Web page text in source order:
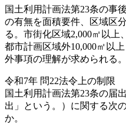
国土利用計画法第23条の事
の有無を面積要件、区域区
る。市街化区域2,000㎡以上
都市計画区域外10,000㎡以
外事項の理解が求められる。
令和7年 問22法令上の制限
国土利用計画法第23条の届
出」という。）に関する次
か。